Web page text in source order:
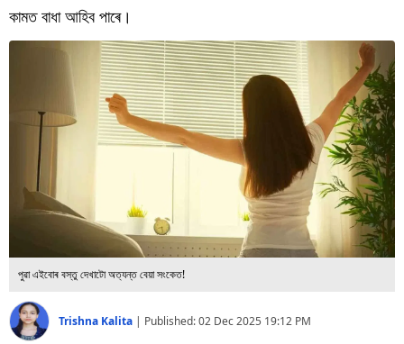
বিশ্ব
Videos
কামত বাধা আহিব পাৰে।
পুৱা এইবোৰ বস্তু দেখাটো অত্যন্ত বেয়া সংকেত!
Trishna Kalita | Published:02 Dec 2025 19:12 PM